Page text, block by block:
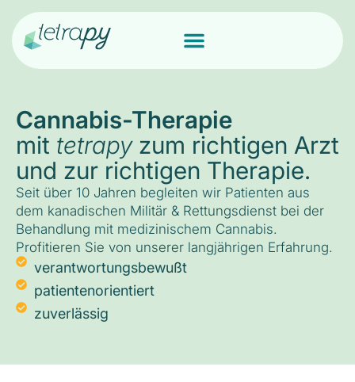
Cannabis-Therapie
mit tetrapyzum richtigen Arzt
und zur richtigen Therapie.
Seit über 10 Jahren begleiten wir Patienten aus
dem kanadischen Militär & Rettungsdienst bei der
Behandlung mit medizinischem Cannabis.
Profitieren Sie von unserer langjährigen Erfahrung.
verantwortungsbewußt
patientenorientiert
zuverlässig